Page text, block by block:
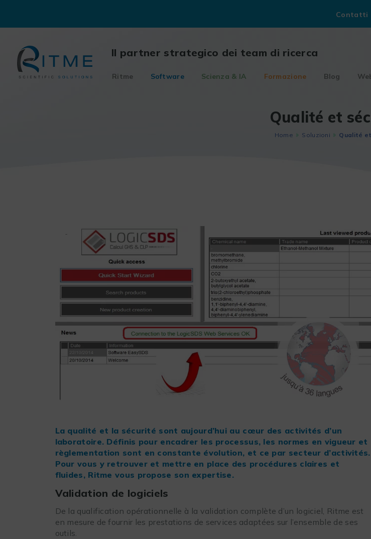
content
Contatti
Il partner strategico dei team di ricerca
Ritme Software Scienza & IA Formazione Blog
Qualité et
Home Soluzioni Qualité
La qualité et la sécurité sont aujourd’hui au cœur des activités d’un
laboratoire. Définis pour encadrer les processus, les normes en vigueur et
règlementation sont en constante évolution, et ce par secteur d’activités.
Pour vous y retrouver et mettre en place des procédures claires et
fluides, Ritme vous propose son expertise.
Validation de logiciels
De la qualification opérationnelle à la validation complète d’un logiciel, Ritme est
en mesure de fournir les prestations de services adaptées sur l’ensemble de ses
outils.